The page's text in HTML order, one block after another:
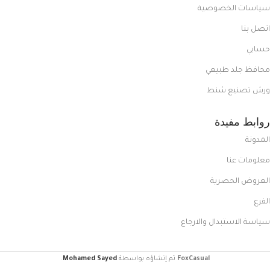
سياسات الخصوصية
اتصل بنا
حسابي
محافظ جلد طبيعي
ورش تصنيع شنط
روابط مفيدة
المدونة
معلومات عنا
العروض الحصرية
الفرع
سياسة الاستبدال والارجاع
FoxCasual تم إنشاؤه بواسطةMohamed Sayed
.